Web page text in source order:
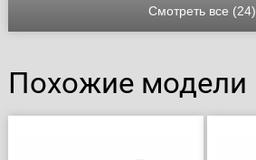
Смотреть все (24)
Похожие модели